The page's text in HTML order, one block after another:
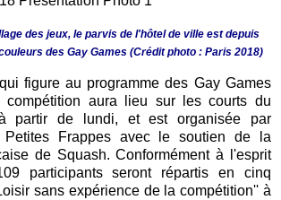
des jeux, le parvis de l'hôtel de ville est depuis
des Gay Games (Crédit photo : Paris 2018)
figure au programme des Gay Games
compétition aura lieu sur les courts du
partir de lundi, et est organisée par
Petites Frappes avec le soutien de la
de Squash. Conformément à l'esprit
participants seront répartis en cinq
sans expérience de la compétition'' à